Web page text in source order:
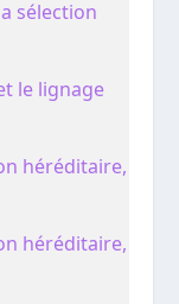
sélection
le lignage
héréditaire,
héréditaire,